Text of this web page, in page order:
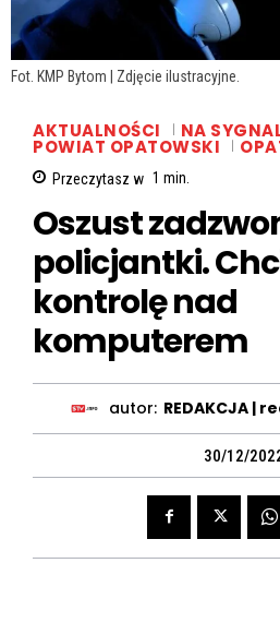
Fot. KMP Bytom | Zdjęcie ilustracyjne.
AKTUALNOŚCI NA
POWIAT OPATOWSKI
Przeczytasz w 1 min.
Oszust
policjantki.
kontrolę nad
komputerem
autor: REDAKCJA |
30/12/